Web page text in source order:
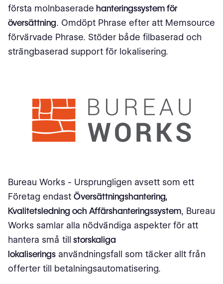
första molnbaserade hanteringssystem för
översättning. Omdöpt Phrase efter att Memsource
förvärvade Phrase. Stöder både filbaserad och
strängbaserad support för lokalisering.
Bureau Works - Ursprungligen avsett som ett
Företag endast Översättningshantering,
Kvalitetsledning och Affärshanteringssystem, Bureau
Works samlar alla nödvändiga aspekter för att
hantera små till storskaliga
lokaliserings användningsfall som täcker allt från
offerter till betalningsautomatisering.